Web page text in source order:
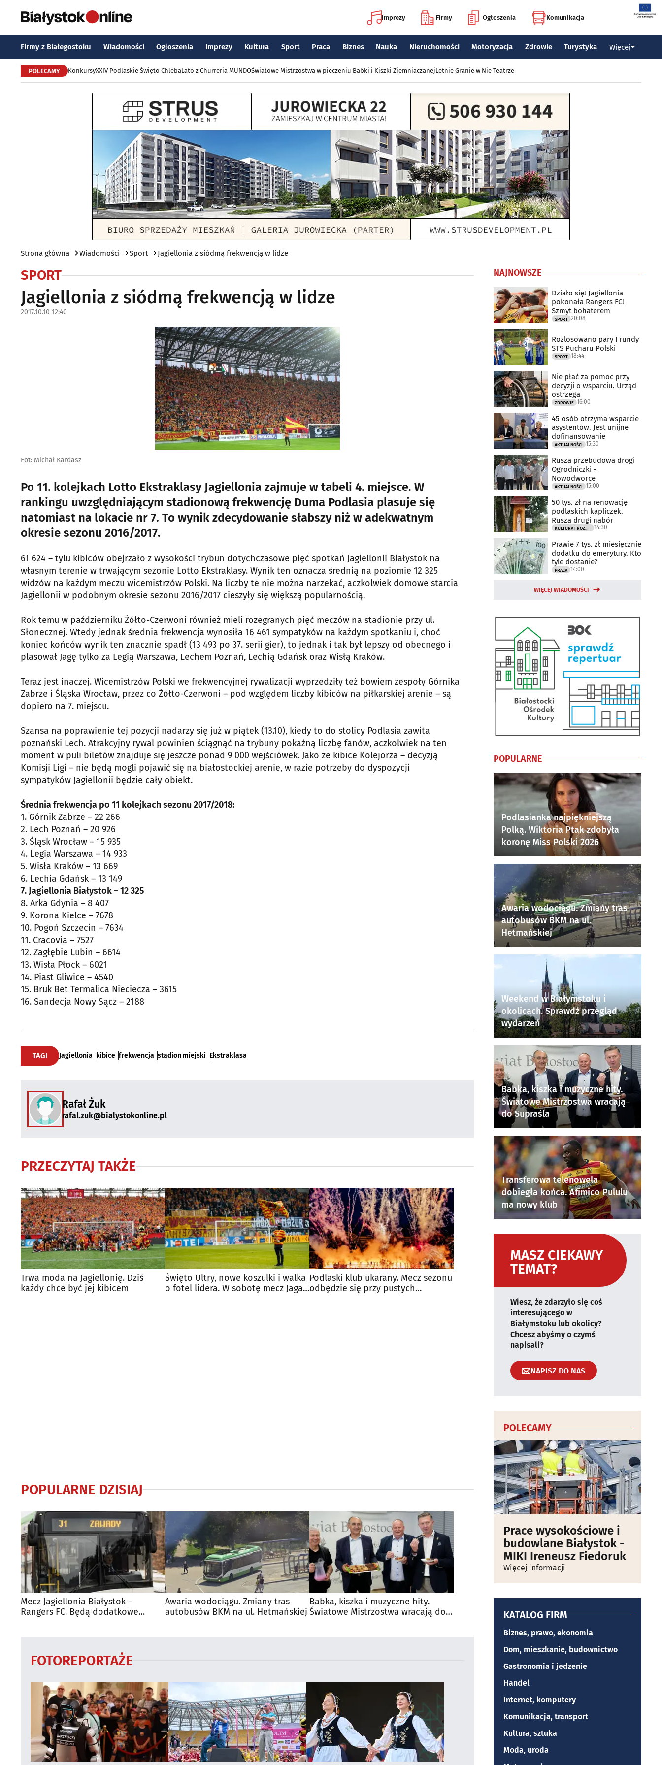
Imprezy Firmy Ogłoszenia Komunikacja
Firmy z Białegostoku Wiadomości Ogłoszenia Imprezy Kultura Sport Praca Biznes Nauka Nieruchomości Motoryzacja Zdrowie Turystyka Więcej
POLECAMY KonkursyXXIV Podlaskie Święto ChlebaLato z Churreria MUNDOŚwiatowe Mistrzostwa w pieczeniu Babki i Kiszki ZiemniaczanejLetnie Granie w Nie Teatrze
Strona główna Wiadomości Sport Jagiellonia z siódmą frekwencją w lidze
SPORT
Jagiellonia z siódmą frekwencją w lidze
2017.10.10 12:40
Fot: Michał Kardasz
Po 11. kolejkach Lotto Ekstraklasy Jagiellonia zajmuje w tabeli 4. miejsce. W
rankingu uwzględniającym stadionową frekwencję Duma Podlasia plasuje się
natomiast na lokacie nr 7. To wynik zdecydowanie słabszy niż w adekwatnym
okresie sezonu 2016/2017.
61 624 – tylu kibiców obejrzało z wysokości trybun dotychczasowe pięć spotkań Jagiellonii Białystok na
własnym terenie w trwającym sezonie Lotto Ekstraklasy. Wynik ten oznacza średnią na poziomie 12 325
widzów na każdym meczu wicemistrzów Polski. Na liczby te nie można narzekać, aczkolwiek domowe starcia
Jagiellonii w podobnym okresie sezonu 2016/2017 cieszyły się większą popularnością.
Rok temu w październiku Żółto-Czerwoni również mieli rozegranych pięć meczów na stadionie przy ul.
Słonecznej. Wtedy jednak średnia frekwencja wynosiła 16 461 sympatyków na każdym spotkaniu i, choć
koniec końców wynik ten znacznie spadł (13 493 po 37. serii gier), to jednak i tak był lepszy od obecnego i
plasował Jagę tylko za Legią Warszawa, Lechem Poznań, Lechią Gdańsk oraz Wisłą Kraków.
Teraz jest inaczej. Wicemistrzów Polski we frekwencyjnej rywalizacji wyprzedziły też bowiem zespoły Górnika
Zabrze i Śląska Wrocław, przez co Żółto-Czerwoni – pod względem liczby kibiców na piłkarskiej arenie – są
dopiero na 7. miejscu.
Szansa na poprawienie tej pozycji nadarzy się już w piątek (13.10), kiedy to do stolicy Podlasia zawita
poznański Lech. Atrakcyjny rywal powinien ściągnąć na trybuny pokaźną liczbę fanów, aczkolwiek na ten
moment w puli biletów znajduje się jeszcze ponad 9 000 wejściówek. Jako że kibice Kolejorza – decyzją
Komisji Ligi – nie będą mogli pojawić się na białostockiej arenie, w razie potrzeby do dyspozycji
sympatyków Jagiellonii będzie cały obiekt.
Średnia frekwencja po 11 kolejkach sezonu 2017/2018:
1. Górnik Zabrze – 22 266
2. Lech Poznań – 20 926
3. Śląsk Wrocław – 15 935
4. Legia Warszawa – 14 933
5. Wisła Kraków – 13 669
6. Lechia Gdańsk – 13 149
7. Jagiellonia Białystok – 12 325
8. Arka Gdynia – 8 407
9. Korona Kielce – 7678
10. Pogoń Szczecin – 7634
11. Cracovia – 7527
12. Zagłębie Lubin – 6614
13. Wisła Płock – 6021
14. Piast Gliwice – 4540
15. Bruk Bet Termalica Nieciecza – 3615
16. Sandecja Nowy Sącz – 2188
TAGI Jagiellonia kibice frekwencja stadion miejski Ekstraklasa
Rafał Żuk
rafal.zuk@bialystokonline.pl
PRZECZYTAJ TAKŻE
Trwa moda na Jagiellonię. Dziś
każdy chce być jej kibicem
Święto Ultry, nowe koszulki i walka
o fotel lidera. W sobotę mecz Jaga -
Podlaski klub ukarany. Mecz sezonu
odbędzie się przy pustych
POPULARNE DZISIAJ
Mecz Jagiellonia Białystok –
Rangers FC. Będą dodatkowe
Awaria wodociągu. Zmiany tras
autobusów BKM na ul. Hetmańskiej
Babka, kiszka i muzyczne hity.
Światowe Mistrzostwa wracają do
FOTOREPORTAŻE
NAJNOWSZE
Działo się! Jagiellonia
pokonała Rangers FC!
Szmyt bohaterem
SPORT 20:08
Rozlosowano pary I rundy
STS Pucharu Polski
SPORT 18:44
Nie płać za pomoc przy
decyzji o wsparciu. Urząd
ostrzega
ZDROWIE 16:00
45 osób otrzyma wsparcie
asystentów. Jest unijne
dofinansowanie
AKTUALNOŚCI 15:30
Rusza przebudowa drogi
Ogrodniczki -
Nowodworce
AKTUALNOŚCI 15:00
50 tys. zł na renowację
podlaskich kapliczek.
Rusza drugi nabór
14:30
Prawie 7 tys. zł miesięcznie
dodatku do emerytury. Kto
tyle dostanie?
PRACA 14:00
WIĘCEJ WIADOMOŚCI
POPULARNE
Podlasianka najpiękniejszą
Polką. Wiktoria Ptak zdobyła
koronę Miss Polski 2026
Awaria wodociągu. Zmiany tras
autobusów BKM na ul.
Hetmańskiej
Weekend w Białymstoku i
okolicach. Sprawdź przegląd
wydarzeń
Babka, kiszka i muzyczne hity.
Światowe Mistrzostwa wracają
do Supraśla
Transferowa telenowela
dobiegła końca. Afimico Pululu
ma nowy klub
MASZ CIEKAWY
TEMAT?
Wiesz, że zdarzyło się coś
interesującego w
Białymstoku lub okolicy?
Chcesz abyśmy o czymś
napisali?
NAPISZ DO NAS
POLECAMY
Prace wysokościowe i
budowlane Białystok -
MIKI Ireneusz Fiedoruk
Więcej informacji
KATALOG FIRM
Biznes, prawo, ekonomia
Dom, mieszkanie, budownictwo
Gastronomia i jedzenie
Handel
Internet, komputery
Komunikacja, transport
Kultura, sztuka
Moda, uroda